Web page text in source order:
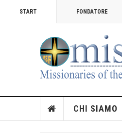
START FONDATORE
CHI SIAMO